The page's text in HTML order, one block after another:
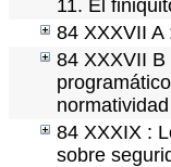
11. El
84 XXXVII
84 XXXVII
84 XXXIX :
sobre